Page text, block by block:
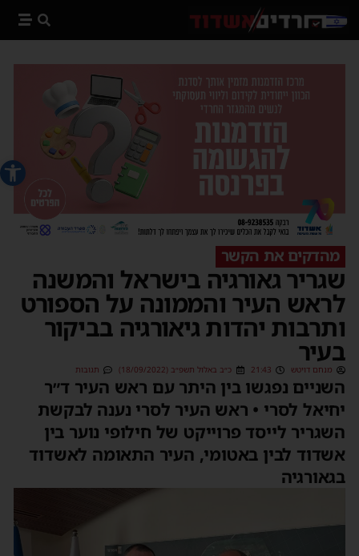
פתח
מהדקים את הקשר
שגריר גאורגיה בישראל והמשנה
לראש העיר והממונה על הספורט
ותרבות יהדות גיאורגיה בביקור
בעיר
מנחם דויטש 21:43 כ״ב באלול תשפ״ב (18/09/2022) תגובות
השניים נפגשו בין היתר עם ראש העיר ד״ר
יחיאל לסרי • ראש העיר לסרי נענה לבקשת
השגריר לייסד פרוייקט של חילופי נוער בין
אשדוד לבין באטומי, העיר התאומה לאשדוד
בגאורגיה